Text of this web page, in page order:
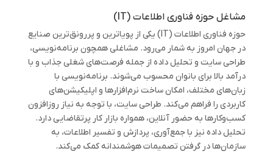
مشاغل حوزه فناوری اطلاعات (IT)
حوزه فناوری اطلاعات (IT) یکی از پویاترین و پررونق‌ترین صنایع
در جهان امروز به شمار می‌رود. مشاغلی همچون برنامه‌نویسی،
طراحی سایت و تحلیل داده از جمله فرصت‌های شغلی جذاب و با
درآمد بالا برای بانوان محسوب می‌شوند. برنامه‌نویسی با
زبان‌های مختلف، امکان ساخت نرم‌افزارها و اپلیکیشن‌های
کاربردی را فراهم می‌کند. طراحی سایت، با توجه به نیاز روزافزون
کسب‌وکارها به حضور آنلاین، همواره بازار کار پرتقاضایی دارد.
تحلیل داده نیز با جمع‌آوری، پردازش و تفسیر اطلاعات، به
سازمان‌ها در گرفتن تصمیمات هوشمندانه کمک می‌کند.